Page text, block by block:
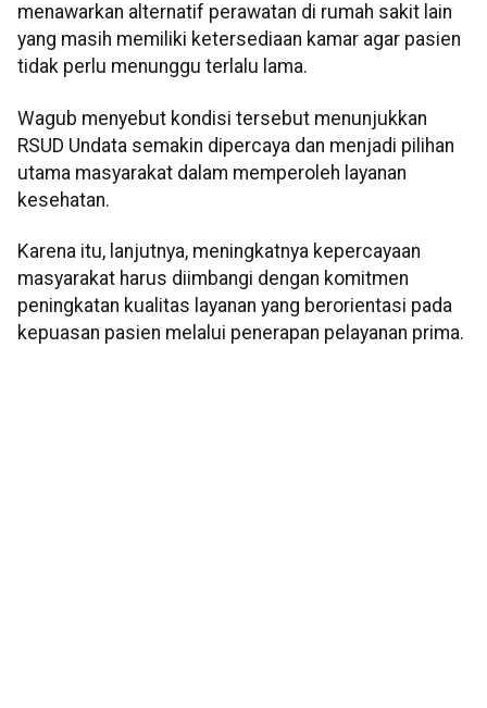
menawarkan alternatif perawatan di rumah sakit lain
yang masih memiliki ketersediaan kamar agar pasien
tidak perlu menunggu terlalu lama.
Wagub menyebut kondisi tersebut menunjukkan
RSUD Undata semakin dipercaya dan menjadi pilihan
utama masyarakat dalam memperoleh layanan
kesehatan.
Karena itu, lanjutnya, meningkatnya kepercayaan
masyarakat harus diimbangi dengan komitmen
peningkatan kualitas layanan yang berorientasi pada
kepuasan pasien melalui penerapan pelayanan prima.